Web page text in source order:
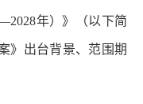
年）》（以下简
》出台背景、范围期